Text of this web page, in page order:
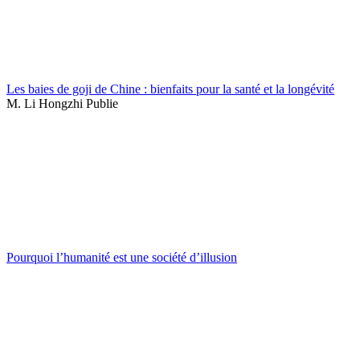
Les baies de goji de Chine : bienfaits pour la santé et la longévité
M. Li Hongzhi Publie
Pourquoi l’humanité est une société d’illusion